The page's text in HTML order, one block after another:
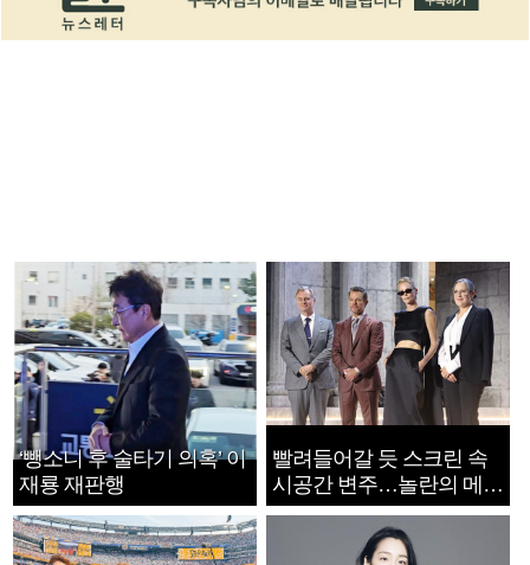
‘뺑소니 후 술타기 의혹’ 이
재룡 재판행
빨려들어갈 듯 스크린 속
시공간 변주…놀란의 메시
지는 ‘전쟁 속죄’